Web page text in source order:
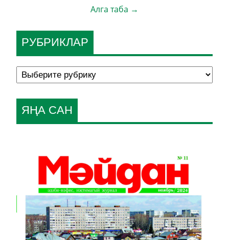
Алга таба →
РУБРИКЛАР
ЯҢА САН